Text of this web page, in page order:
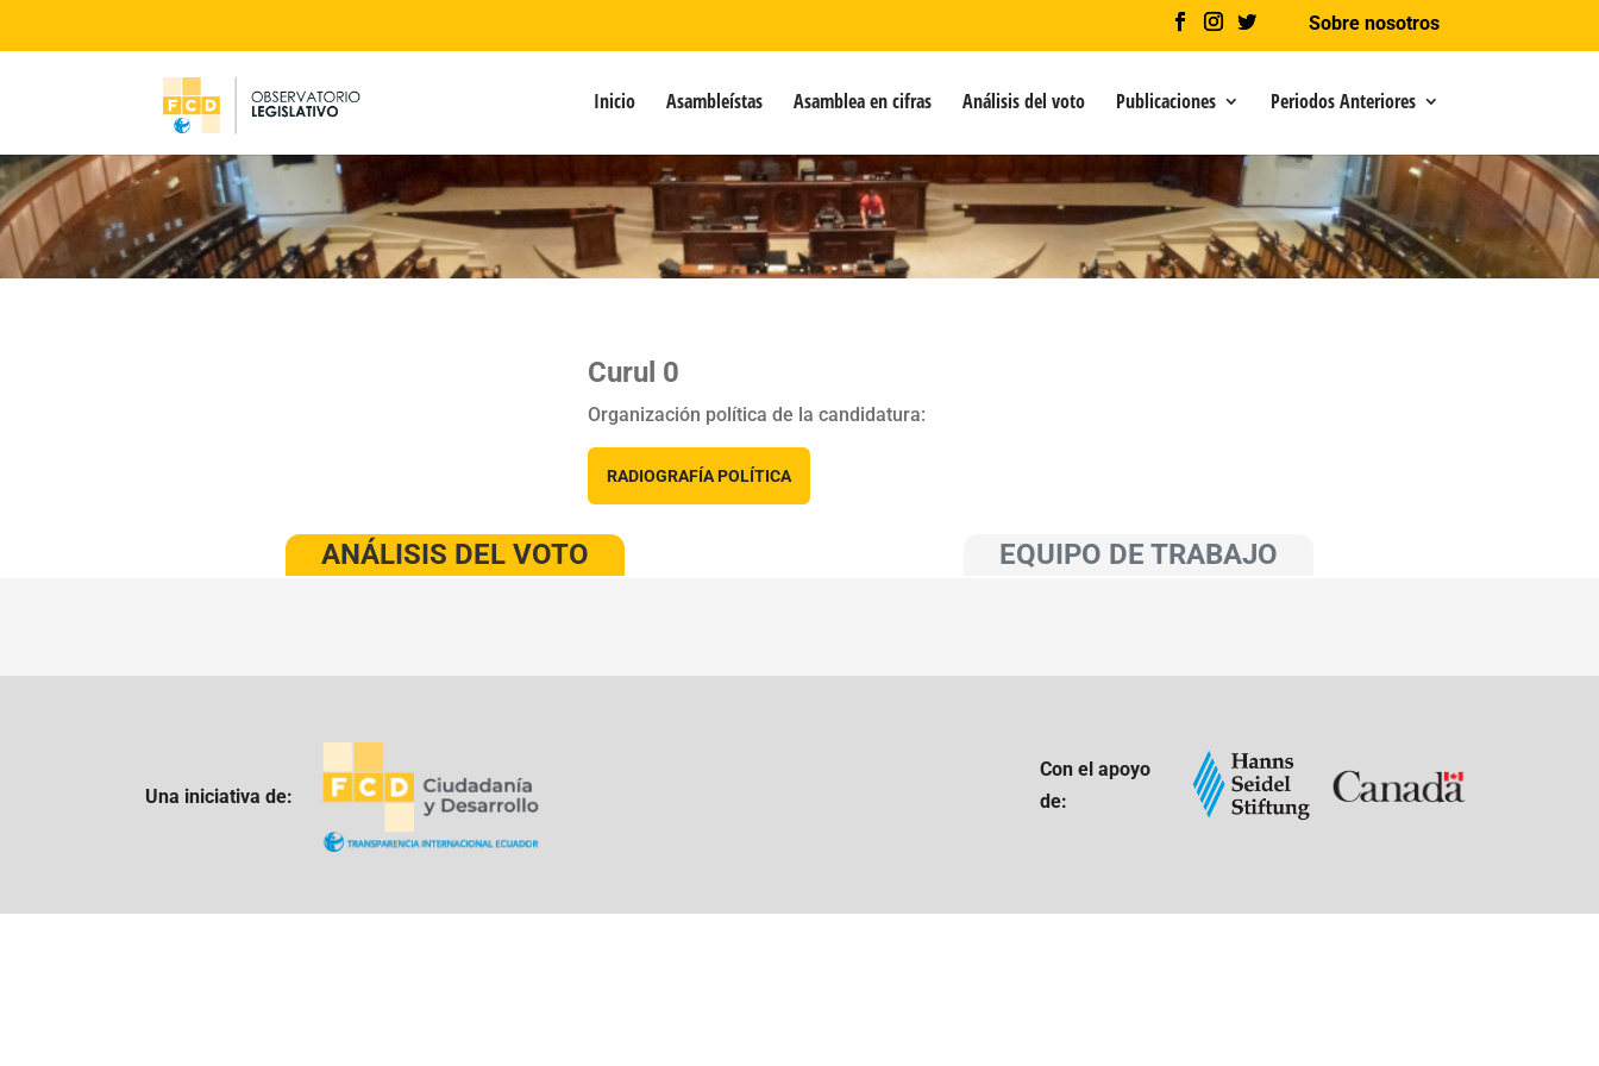
Sobre nosotros
Inicio Asambleístas Asamblea en cifras Análisis del voto Publicaciones Periodos Anteriores
Curul 0
Organización política de la candidatura:
RADIOGRAFÍA POLÍTICA
ANÁLISIS DEL VOTO EQUIPO DE TRABAJO
Una iniciativa de:
Con el apoyo
de: